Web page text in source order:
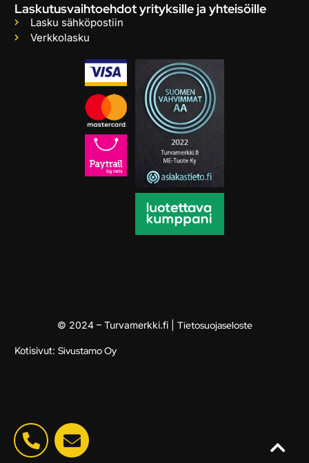
Laskutusvaihtoehdot yrityksille ja yhteisöille
Lasku sähköpostiin
Verkkolasku
© 2024 – Turvamerkki.fi | Tietosuojaseloste
Kotisivut: Sivustamo Oy